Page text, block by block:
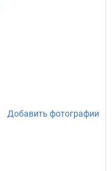
Добавить фотографии